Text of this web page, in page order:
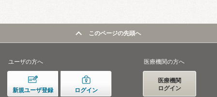
このページの先頭へ
ユーザの方へ
新規ユーザ登録 ログイン
医療機関の方へ
医療機関
ログイン